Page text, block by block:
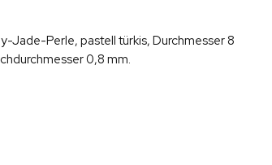
Jade-Perle, pastell türkis, Durchmesser 8
0,8 mm.